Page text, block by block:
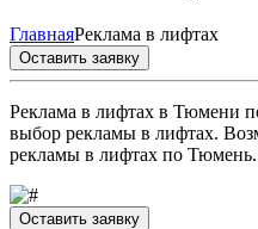
ГлавнаяРеклама в лифтах
Оставить заявку
Реклама в лифтах в Тюмени
выбор рекламы в лифтах.
рекламы в лифтах по
Оставить заявку